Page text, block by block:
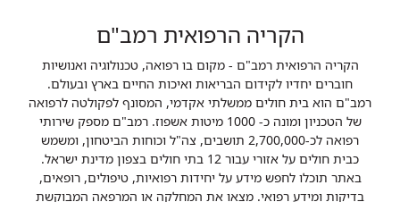
הקריה הרפואית רמב"ם
הקריה הרפואית רמב"ם - מקום בו רפואה, טכנולוגיה ואנושיות
חוברים יחדיו לקידום הבריאות ואיכות החיים בארץ ובעולם.
רמב"ם הוא בית חולים ממשלתי אקדמי, המסונף לפקולטה לרפואה
של הטכניון ומונה כ- 1000 מיטות אשפוז. רמב"ם מספק שירותי
רפואה לכ-2,700,000 תושבים, צה"ל וכוחות הביטחון, ומשמש
כבית חולים על אזורי עבור 12 בתי חולים בצפון מדינת ישראל.
באתר תוכלו לחפש מידע על יחידות רפואיות, טיפולים, רופאים,
בדיקות ומידע רפואי. מצאו את המחלקה או המרפאה המבוקשת